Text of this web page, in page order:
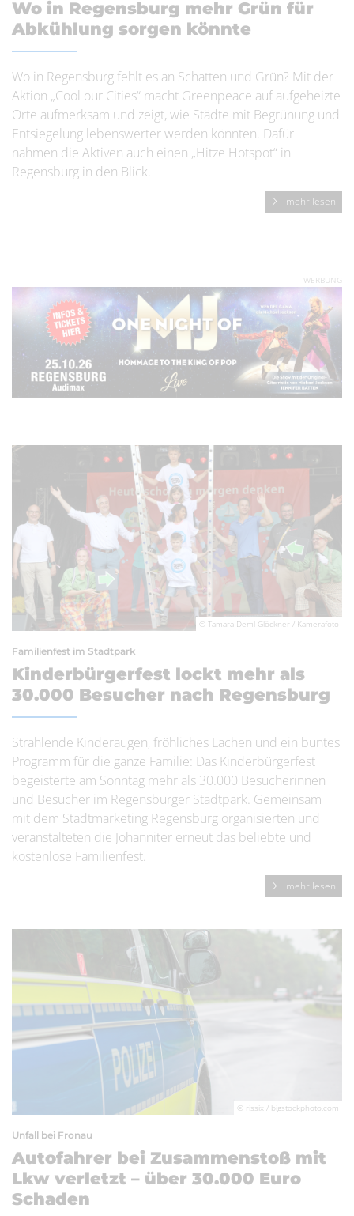
Wo in Regensburg mehr Grün für
Abkühlung sorgen könnte
Wo in Regensburg fehlt es an Schatten und Grün? Mit der
Aktion „Cool our Cities“ macht Greenpeace auf aufgeheizte
Orte aufmerksam und zeigt, wie Städte mit Begrünung und
Entsiegelung lebenswerter werden könnten. Dafür
nahmen die Aktiven auch einen „Hitze Hotspot“ in
Regensburg in den Blick.
mehr lesen
WERBUNG
© Tamara Deml-Glöckner / Kamerafoto
Familienfest im Stadtpark
Kinderbürgerfest lockt mehr als
30.000 Besucher nach Regensburg
Strahlende Kinderaugen, fröhliches Lachen und ein buntes
Programm für die ganze Familie: Das Kinderbürgerfest
begeisterte am Sonntag mehr als 30.000 Besucherinnen
und Besucher im Regensburger Stadtpark. Gemeinsam
mit dem Stadtmarketing Regensburg organisierten und
veranstalteten die Johanniter erneut das beliebte und
kostenlose Familienfest.
mehr lesen
© rissix / bigstockphoto.com
Unfall bei Fronau
Autofahrer bei Zusammenstoß mit
Lkw verletzt – über 30.000 Euro
Schaden